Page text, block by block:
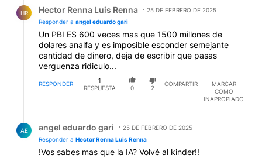
HR Hector Renna Luis Renna
25 DE FEBRERO DE 2025
Responder a angel eduardo gari
Un PBI ES 600 veces mas que 1500 millones de
dolares analfa y es imposible esconder semejante
cantidad de dinero, deja de escribir que pasas
verguenza ridiculo...
RESPONDER
1
RESPUESTA
0 2
COMPARTIR
MARCAR
COMO
INAPROPIADO
AE angel eduardo gari
25 DE FEBRERO DE 2025
Responder a Hector Renna Luis Renna
!Vos sabes mas que la IA? Volvé al kinder!!